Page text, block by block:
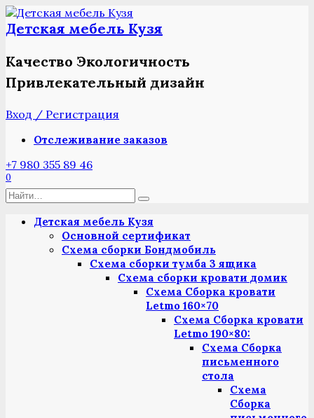
Перейти
к
содержанию
Детская мебель Кузя
Качество Экологичность
Привлекательный дизайн
Вход / Регистрация
Отслеживание заказов
+7 980 355 89 46
0
Search
Детская мебель Кузя
Основной сертификат
Схема сборки Бондмобиль
Схема сборки тумба 3 ящика
Схема сборки кровати домик
Схема Сборка кровати
Letmo 160×70
Схема Сборка кровати
Letmo 190×80:
Схема Сборка
письменного
стола
Схема
Сборка